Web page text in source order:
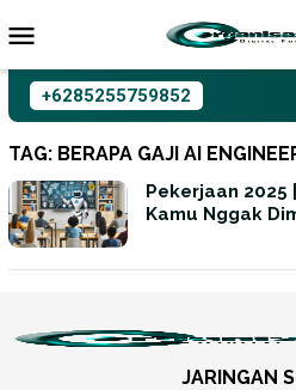
ke
+6285255759852
TAG: BERAPA GAJI AI
Pekerjaan
Kamu Nggak
JARINGAN